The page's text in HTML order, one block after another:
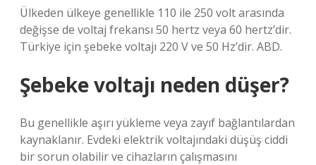
Ülkeden ülkeye genellikle 110 ile 250 volt arasında
değişse de voltaj frekansı 50 hertz veya 60 hertz’dir.
Türkiye için şebeke voltajı 220 V ve 50 Hz’dir. ABD.
Şebeke voltajı neden düşer?
Bu genellikle aşırı yükleme veya zayıf bağlantılardan
kaynaklanır. Evdeki elektrik voltajındaki düşüş ciddi
bir sorun olabilir ve cihazların çalışmasını